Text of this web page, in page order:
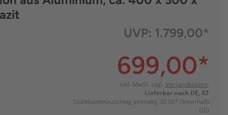
UVP: 1.799,00*
699,00*
inkl. MwSt. zzgl. Versandkosten:
Lieferbar nach DE, AT
Stückkostenzuschlag einmalig 30,00* (Innerhalb
DE)